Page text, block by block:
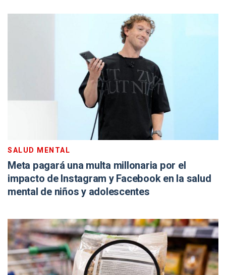
SALUD MENTAL
Meta pagará una multa millonaria por el
impacto de Instagram y Facebook en la salud
mental de niños y adolescentes